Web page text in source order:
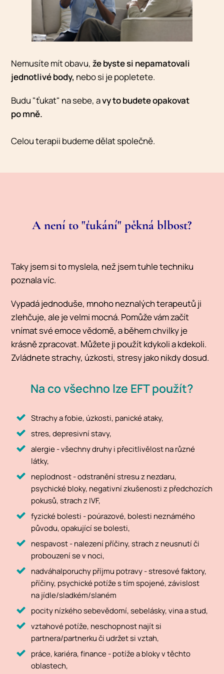
Nemusíte mít obavu,že byste si nepamatovali
jednotlivé body, nebo si je popletete.
Budu "ťukat" na sebe, avy to budete opakovat
po mně.
Celou terapii budeme dělat společně.
A není to "ťukání" pěkná blbost?
Taky jsem si to myslela, než jsem tuhle techniku
poznala víc.
Vypadá jednoduše, mnoho neznalých terapeutů ji
zlehčuje, ale je velmi mocná. Pomůže vám začít
vnímat své emoce vědomě, a během chvilky je
krásně zpracovat. Můžete ji použít kdykoli a kdekoli.
Zvládnete strachy, úzkosti, stresy jako nikdy dosud.
Na co všechno lze EFT použít?
Strachy a fobie, úzkosti, panické ataky,
stres, depresivní stavy,
alergie - všechny druhy i přecitlivělost na různé
látky,
neplodnost - odstranění stresu z nezdaru,
psychické bloky, negativní zkušenosti z předchozích
pokusů, strach z IVF,
fyzické bolesti - poúrazové, bolesti neznámého
původu, opakující se bolesti,
nespavost - nalezení příčiny, strach z neusnutí či
probouzení se v noci,
nadváha|poruchy příjmu potravy - stresové faktory,
příčiny, psychické potíže s tím spojené, závislost
na jídle/sladkém/slaném
pocity nízkého sebevědomí, sebelásky, vina a stud,
vztahové potíže, neschopnost najít si
partnera/partnerku či udržet si vztah,
práce, kariéra, finance - potíže a bloky v těchto
oblastech,